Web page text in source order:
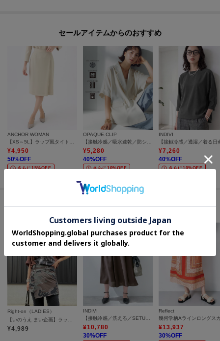
セールアイテムからのおすすめ
ANCHOR WOMAN
¥4,950
50%OFF
さらに15%OFF
OPAQUE.CLIP
¥5,280
40%OFF
さらに10%OFF
INDIVI
¥7,260
40%OFF
さらに10%OFF
#イージーなウエストゴム スカート
Right-on（LADIES）
【いのうえ まい企画】ラップスカート
¥4,989
INDIVI
【接触冷感／洗える／SETUP可能】シアーシャンブレータックフレアスカート
¥10,780
30%OFF
Reflect
¥13,937
30%OFF